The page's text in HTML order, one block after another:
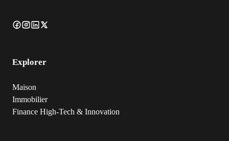
Explorer
Maison
Immobilier
Finance High-Tech & Innovation